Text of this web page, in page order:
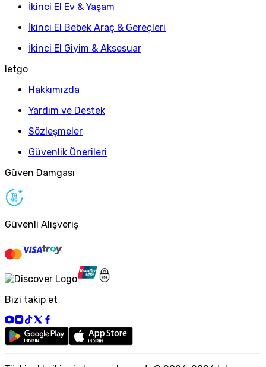
İkinci El Ev & Yaşam
İkinci El Bebek Araç & Gereçleri
İkinci El Giyim & Aksesuar
letgo
Hakkımızda
Yardım ve Destek
Sözleşmeler
Güvenlik Önerileri
Güven Damgası
Güvenli Alışveriş
Bizi takip et